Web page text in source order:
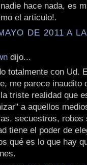
hace nada, es
el articulo!.
DE 2011 A
dijo...
totalmente con Ud.
me parece inaudito
triste realidad que
a aquellos
secuestros,
tiene el poder de
qué es lo que hay